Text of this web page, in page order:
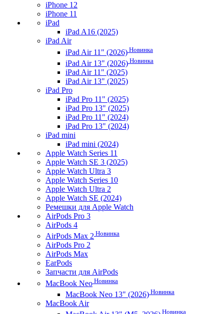
iPhone 12
iPhone 11
iPad
iPad A16 (2025)
iPad Air
iPad Air 11" (2026) Новинка
iPad Air 13" (2026) Новинка
iPad Air 11" (2025)
iPad Air 13" (2025)
iPad Pro
iPad Pro 11" (2025)
iPad Pro 13" (2025)
iPad Pro 11" (2024)
iPad Pro 13" (2024)
iPad mini
iPad mini (2024)
Apple Watch Series 11
Apple Watch SE 3 (2025)
Apple Watch Ultra 3
Apple Watch Series 10
Apple Watch Ultra 2
Apple Watch SE (2024)
Ремешки для Apple Watch
AirPods Pro 3
AirPods 4
AirPods Max 2 Новинка
AirPods Pro 2
AirPods Max
EarPods
Запчасти для AirPods
MacBook Neo Новинка
MacBook Neo 13" (2026) Новинка
MacBook Air
Новинка